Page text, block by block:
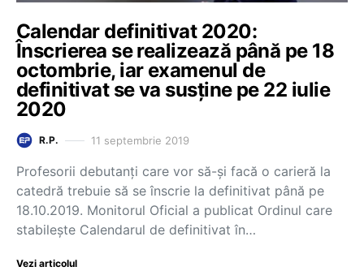
Calendar definitivat 2020:
Înscrierea se realizează până pe 18
octombrie, iar examenul de
definitivat se va susține pe 22 iulie
2020
R.P. 11 septembrie 2019
Profesorii debutanți care vor să-și facă o carieră la
catedră trebuie să se înscrie la definitivat până pe
18.10.2019. Monitorul Oficial a publicat Ordinul care
stabilește Calendarul de definitivat în…
Vezi articolul